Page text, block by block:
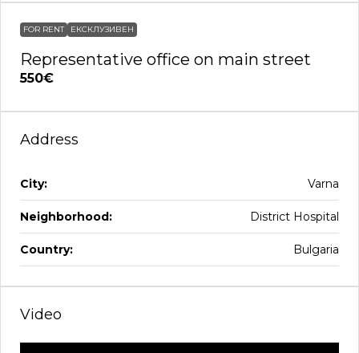
FOR RENT ЕКСКЛУЗИВЕН
Representative office on main street
550€
Address
City: Varna
Neighborhood: District Hospital
Country: Bulgaria
Video